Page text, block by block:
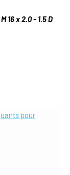
16 x 2.0 - 1.5 D